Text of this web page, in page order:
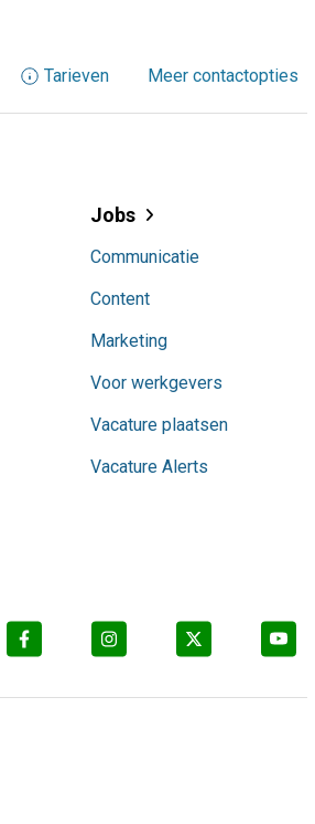
Tarieven Meer contactopties
Jobs
Communicatie
Content
Marketing
Voor werkgevers
Vacature plaatsen
Vacature Alerts